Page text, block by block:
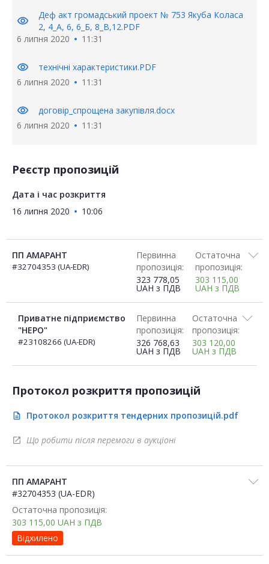
visibility
Деф акт громадський проект № 753 Якуба Коласа
2, 4_А, 6, 6_Б, 8_В,12.PDF
6 липня 2020
11:31
visibility
технічні характеристики.PDF
6 липня 2020
11:31
visibility
договір_спрощена закупівля.docx
6 липня 2020
11:31
Реєстр пропозицій
Дата і час розкриття
16 липня 2020
10:06
ПП АМАРАНТ
#32704353 (UA-EDR)
Первинна
пропозиція:
323 778,05
UAH з ПДВ
Остаточна
пропозиція:
303 115,00
UAH з ПДВ
Приватне підприємство
"НЕРО"
#23108266 (UA-EDR)
Первинна
пропозиція:
326 768,63
UAH з ПДВ
Остаточна
пропозиція:
303 120,00
UAH з ПДВ
Протокол розкриття пропозицій
description Протокол розкриття тендерних пропозицій.pdf
open_in_new Що робити після перемоги в аукціоні
ПП АМАРАНТ
#32704353 (UA-EDR)
Остаточна пропозиція:
303 115,00 UAH з ПДВ
Відхилено